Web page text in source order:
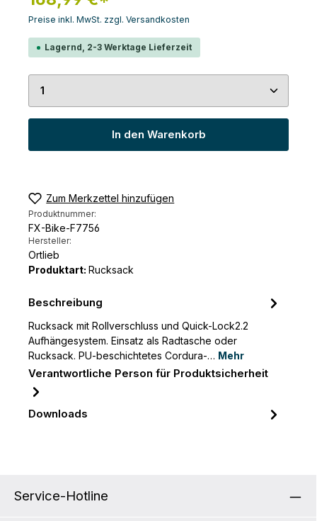
Preise inkl. MwSt. zzgl. Versandkosten
Lagernd, 2-3 Werktage Lieferzeit
Produkt Anzahl: Gib den gewünschten Wert
In den Warenkorb
Zum Merkzettel hinzufügen
Produktnummer:
FX-Bike-F7756
Hersteller:
Ortlieb
Produktart: Rucksack
Beschreibung
Rucksack mit Rollverschluss und Quick-Lock2.2
Aufhängesystem. Einsatz als Radtasche oder
Rucksack. PU-beschichtetes Cordura-… Mehr
Verantwortliche Person für Produktsicherheit
Downloads
Service-Hotline